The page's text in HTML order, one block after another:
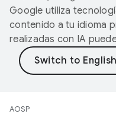
Google utiliza
contenido a tu idioma
realizadas con IA
AOSP